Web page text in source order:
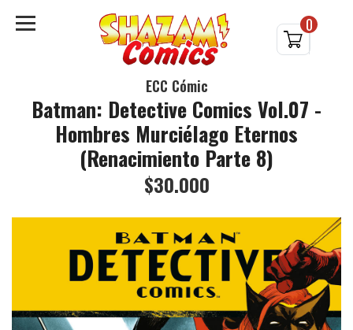
0
ECC Cómic
Batman: Detective Comics Vol.07 -
Hombres Murciélago Eternos
(Renacimiento Parte 8)
$30.000